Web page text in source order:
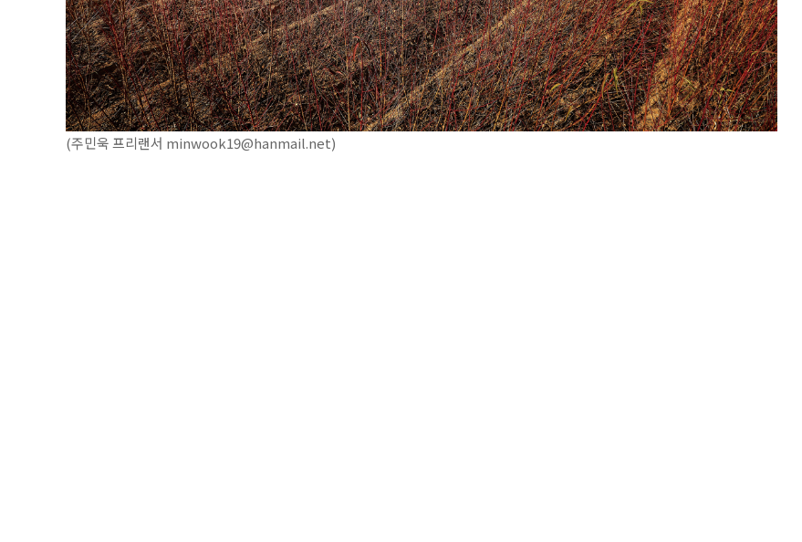
(주민욱 프리랜서 minwook19@hanmail.net)